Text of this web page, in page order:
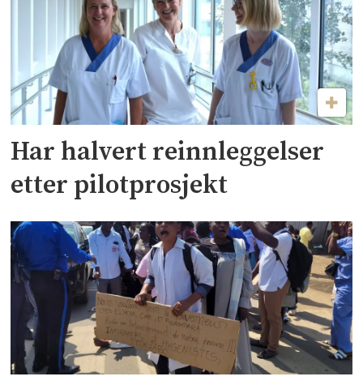
Har halvert reinnleggelser
etter pilotprosjekt